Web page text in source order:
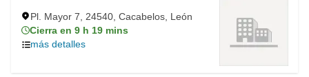
Pl. Mayor 7, 24540, Cacabelos, León
Cierra en 9 h 19 mins
más detalles